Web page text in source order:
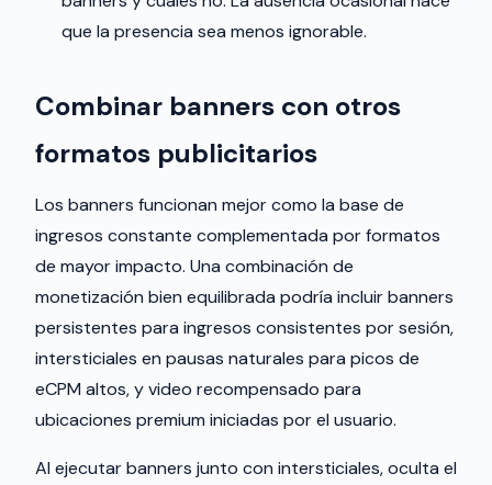
que la presencia sea menos ignorable.
Combinar banners con otros
formatos publicitarios
Los banners funcionan mejor como la base de
ingresos constante complementada por formatos
de mayor impacto. Una combinación de
monetización bien equilibrada podría incluir banners
persistentes para ingresos consistentes por sesión,
intersticiales en pausas naturales para picos de
eCPM altos, y video recompensado para
ubicaciones premium iniciadas por el usuario.
Al ejecutar banners junto con intersticiales, oculta el